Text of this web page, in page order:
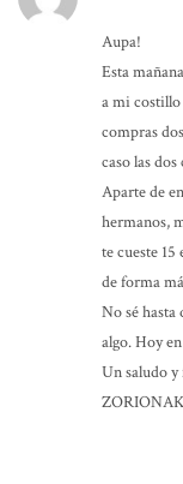
Aupa!
Esta
a mi
compras
caso las
Aparte de
hermanos,
te cueste
de forma
No sé
algo. Hoy
Un saludo y